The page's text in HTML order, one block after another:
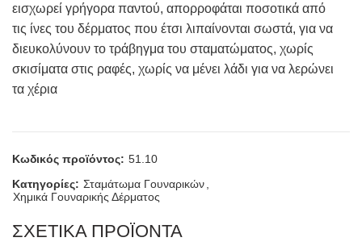
εισχωρεί γρήγορα παντού, απορροφάται ποσοτικά από
τις ίνες του δέρματος που έτσι λιπαίνονται σωστά, για να
διευκολύνουν το τράβηγμα του σταματώματος, χωρίς
σκισίματα στις ραφές, χωρίς να μένει λάδι για να λερώνει
τα χέρια
Κωδικός προϊόντος: 51.10
Κατηγορίες: Σταμάτωμα Γουναρικών
Χημικά Γουναρικής Δέρματος
ΣΧΕΤΙΚΑ ΠΡΟΪΟΝΤΑ